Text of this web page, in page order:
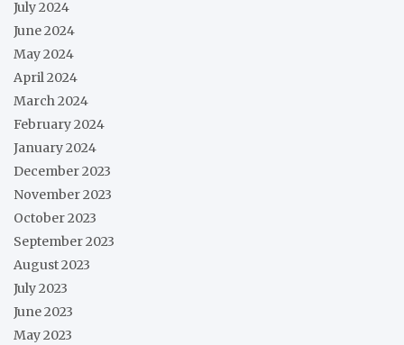
July 2024
June 2024
May 2024
April 2024
March 2024
February 2024
January 2024
December 2023
November 2023
October 2023
September 2023
August 2023
July 2023
June 2023
May 2023